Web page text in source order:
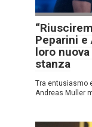
Peparini e
loro
stanza
Tra entusiasmo
Andreas Muller